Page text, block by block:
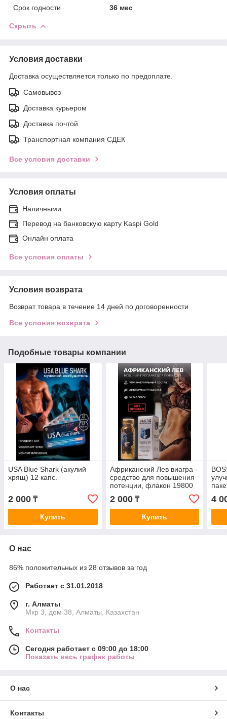
Срок годности
36 мес
Скрыть
Условия доставки
Доставка осуществляется только по предоплате.
Самовывоз
Доставка курьером
Доставка почтой
Транспортная компания СДЕК
Все условия доставки
Условия оплаты
Наличными
Перевод на банковскую карту Kaspi Gold
Онлайн оплата
Все условия оплаты
Условия возврата
Возврат товара в течение 14 дней по договоренности
Все условия возврата
Подобные товары компании
USA Blue Shark (акулий
хрящ) 12 капс.
2 000 ₸
Купить
Африканский Лев виагра -
средство для повышения
потенции, флакон 19800
мг*10 таблеток
2 000₸
Купить
4
О нас
86% положительных из 28 отзывов за год
Работает с 31.01.2018
г. Алматы
Мкр 3, дом 38, Алматы, Казахстан
Контакты
Сегодня работает с 09:00 до 18:00
Показать весь график работы
О нас
Контакты